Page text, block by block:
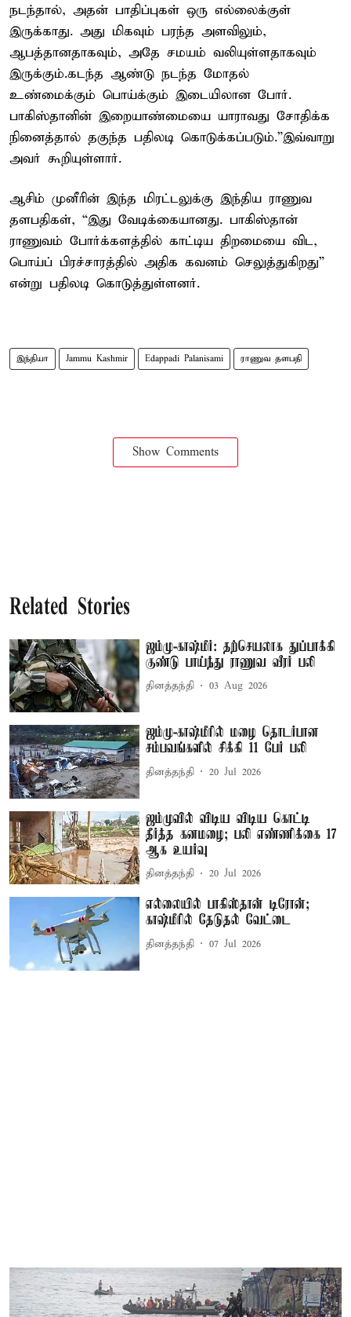
நடந்தால், அதன் பாதிப்புகள் ஒரு எல்லைக்குள்
இருக்காது. அது மிகவும் பரந்த அளவிலும்,
ஆபத்தானதாகவும், அதே சமயம் வலியுள்ளதாகவும்
இருக்கும்.கடந்த ஆண்டு நடந்த மோதல்
உண்மைக்கும் பொய்க்கும் இடையிலான போர்.
பாகிஸ்தானின் இறையாண்மையை யாராவது சோதிக்க
நினைத்தால் தகுந்த பதிலடி கொடுக்கப்படும்.”இவ்வாறு
அவர் கூறியுள்ளார்.
ஆசிம் முனீரின் இந்த மிரட்டலுக்கு இந்திய ராணுவ
தளபதிகள், “இது வேடிக்கையானது. பாகிஸ்தான்
ராணுவம் போர்க்களத்தில் காட்டிய திறமையை விட,
பொய்ப் பிரச்சாரத்தில் அதிக கவனம் செலுத்துகிறது”
என்று பதிலடி கொடுத்துள்ளனர்.
இந்தியா Jammu Kashmir Edappadi Palanisami ராணுவ தளபதி
Show Comments
Related Stories
ஜம்மு-காஷ்மீர்: தற்செயலாக துப்பாக்கி
குண்டு பாய்ந்து ராணுவ வீரர் பலி
தினத்தந்தி 03 Aug 2026
ஜம்மு-காஷ்மீரில் மழை தொடர்பான
சம்பவங்களில் சிக்கி 11 பேர் பலி
தினத்தந்தி 20 Jul 2026
ஜம்முவில் விடிய விடிய கொட்டி
தீர்த்த கனமழை; பலி எண்ணிக்கை 17
ஆக உயர்வு
தினத்தந்தி 20 Jul 2026
எல்லையில் பாகிஸ்தான் டிரோன்;
காஷ்மீரில் தேடுதல் வேட்டை
தினத்தந்தி 07 Jul 2026